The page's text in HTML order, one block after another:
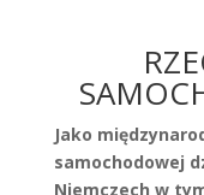
Jako
samochodowej
Niemczech w